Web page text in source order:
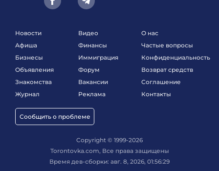
Новости
Афиша
Бизнесы
Объявления
Знакомства
Журнал
Сообщить о проблеме
Видео
Финансы
Иммиграция
Форум
Вакансии
Реклама
О нас
Частые вопросы
Конфиденциальность
Возврат средств
Соглашение
Контакты
Copyright © 1999-2026
Torontovka.com, Все права защищены
Время дев-сборки: авг. 8, 2026, 01:56:29